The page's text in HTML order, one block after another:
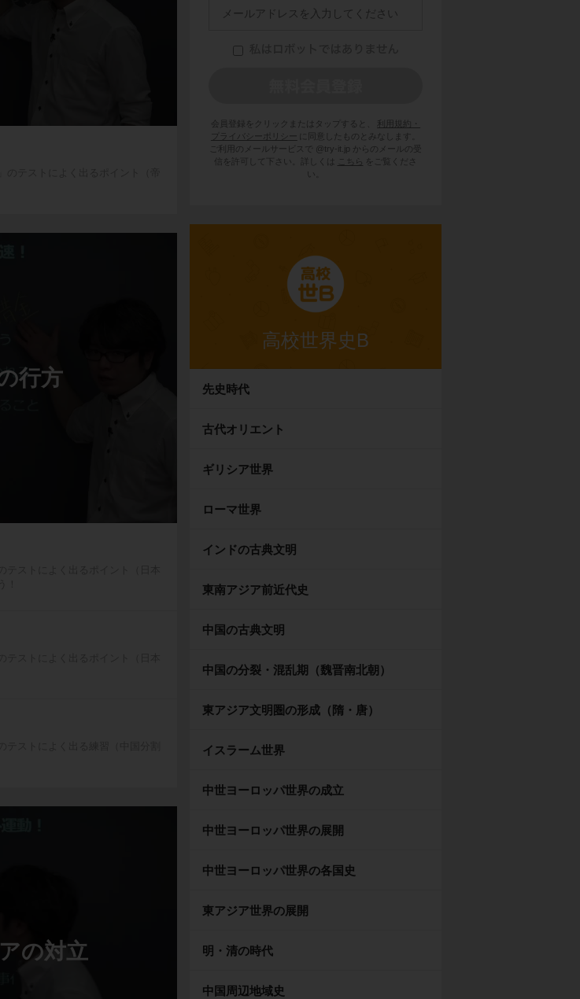
行方
の対立
会員登録をクリックまたはタップすると、
利用規約・
プライバシーポリシー
に同意したものとみなします。
ご利用のメールサービスで @try-it.jp からのメールの受
信を許可して下さい。詳しくは
こちら
をご覧くださ
い。
高校世界史B
先史時代
古代オリエント
ギリシア世界
ローマ世界
インドの古典文明
東南アジア前近代史
中国の古典文明
中国の分裂・混乱期（魏晋南北朝）
東アジア文明圏の形成（隋・唐）
イスラーム世界
中世ヨーロッパ世界の成立
中世ヨーロッパ世界の展開
中世ヨーロッパ世界の各国史
東アジア世界の展開
明・清の時代
中国周辺地域史